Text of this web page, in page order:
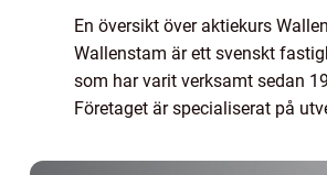
mätningar
En översikt över aktiekurs
Wallenstam är ett svenskt
som har varit verksamt sedan
Företaget är specialiserat på
fastigheter i Storstockholm och